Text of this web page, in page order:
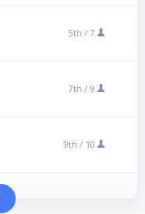
5th / 7
7th / 9
9th / 10